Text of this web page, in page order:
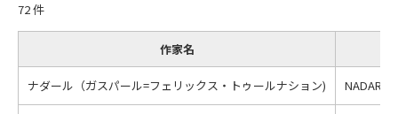
72 件
作家名
ナダール（ガスパール=フェリックス・トゥールナション) NADAR